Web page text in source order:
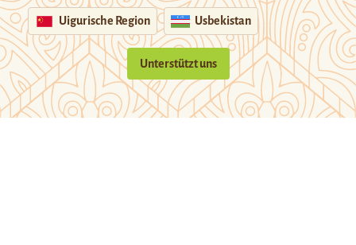
Uigurische Region Usbekistan
Unterstützt uns